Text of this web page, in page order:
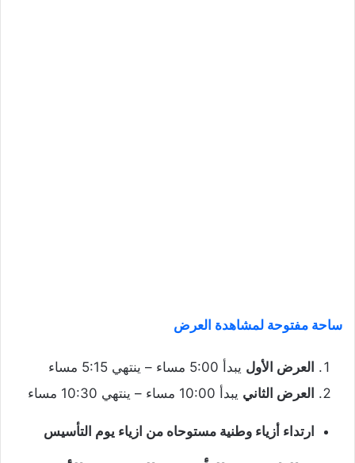
ساحة مفتوحة لمشاهدة العرض
العرض الأول يبدأ 5:00 مساء – ينتهي 5:15 مساء
العرض الثاني يبدأ 10:00 مساء – ينتهي 10:30 مساء
ارتداء أزياء وطنية مستوحاه من ازياء يوم التأسيس